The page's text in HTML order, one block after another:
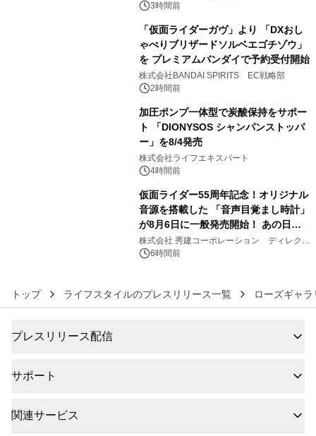
ジ新登場
3時間前
「仮面ライダーガヴ」より 「DXおし
ゃべりブリザードソルベエゴチゾウ」
を プレミアムバンダイで予約受付開始
株式会社BANDAI SPIRITS EC戦略部
2時間前
加圧ポンプ一体型で炭酸保持をサポー
ト 「DIONYSOS シャンパンストッパ
ー」を8/4発売
株式会社ライフエキスパート
4時間前
仮面ライダー55周年記念！オリジナル
音源を搭載した 「音声目覚まし時計」
が8月6日に一般発売開始！ あの日の
大興奮が今甦る
株式会社 秀建コーポレーション ディレクト
アートギャラリー
6時間前
トップ ライフスタイルのプレスリリース一覧 ローズギャラ
プレスリリース配信
サポート
関連サービス